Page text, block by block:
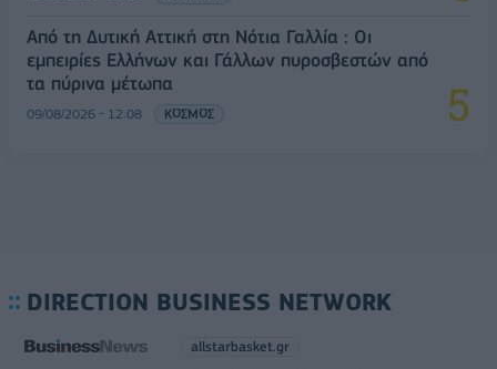
Από τη Δυτική Αττική στη Νότια Γαλλία : Οι
εμπειρίες Ελλήνων και Γάλλων πυροσβεστών από
τα πύρινα μέτωπα
09/08/2026 - 12:08 ΚΟΣΜΟΣ
DIRECTION BUSINESS NETWORK
allstarbasket.gr